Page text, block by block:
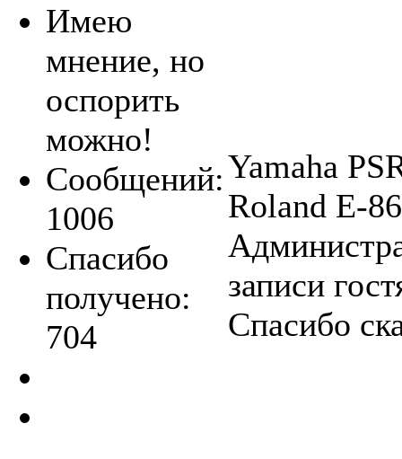
Имею
мнение, но
оспорить
можно!
Сообщений:
1006
Спасибо
получено:
704
Yamaha
Roland E-
записи
Спасибо